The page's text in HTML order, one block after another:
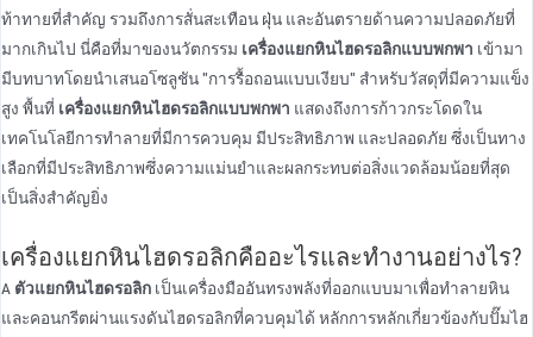
ท้าทายที่สําคัญ รวมถึงการสั่นสะเทือน ฝุ่น และอันตรายด้านความปลอดภัยที่
มากเกินไป นี่คือที่มาของนวัตกรรม เครื่องแยกหินไฮดรอลิกแบบพกพา เข้ามา
มีบทบาทโดยนําเสนอโซลูชัน "การรื้อถอนแบบเงียบ" สําหรับวัสดุที่มีความแข็ง
สูง พื้นที่ เครื่องแยกหินไฮดรอลิกแบบพกพา แสดงถึงการก้าวกระโดดใน
เทคโนโลยีการทําลายที่มีการควบคุม มีประสิทธิภาพ และปลอดภัย ซึ่งเป็นทาง
เลือกที่มีประสิทธิภาพซึ่งความแม่นยําและผลกระทบต่อสิ่งแวดล้อมน้อยที่สุด
เป็นสิ่งสําคัญยิ่ง
เครื่องแยกหินไฮดรอลิกคืออะไรและทํางานอย่างไร?
A ตัวแยกหินไฮดรอลิก เป็นเครื่องมืออันทรงพลังที่ออกแบบมาเพื่อทําลายหิน
และคอนกรีตผ่านแรงดันไฮดรอลิกที่ควบคุมได้ หลักการหลักเกี่ยวข้องกับปั๊มไฮ